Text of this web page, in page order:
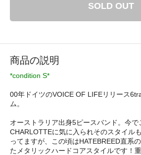
SOLD OUT
商品の説明
*condition S*
00年ドイツのVOICE OF LIFEリリース
ム。
オーストラリア出身5ピースバンド。今で
CHARLOTTEに気に入られそのスタイル
ってますが、この頃はHATEBREED直系
たメタリックハードコアスタイルです！